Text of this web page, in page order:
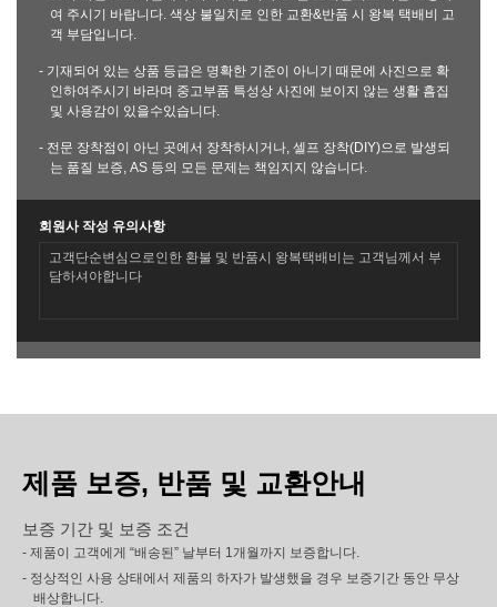
여 주시기 바랍니다. 색상 불일치로 인한 교환&반품 시 왕복 택배비 고
객 부담입니다.
- 기재되어 있는 상품 등급은 명확한 기준이 아니기 때문에 사진으로 확
인하여주시기 바라며 중고부품 특성상 사진에 보이지 않는 생활 흠집
및 사용감이 있을수있습니다.
- 전문 장착점이 아닌 곳에서 장착하시거나, 셀프 장착(DIY)으로 발생되
는 품질 보증, AS 등의 모든 문제는 책임지지 않습니다.
회원사 작성 유의사항
고객단순변심으로인한 환불 및 반품시 왕복택배비는 고객님께서 부
담하셔야합니다
제품 보증, 반품 및 교환안내
보증 기간 및 보증 조건
- 제품이 고객에게 “배송된” 날부터 1개월까지 보증합니다.
- 정상적인 사용 상태에서 제품의 하자가 발생했을 경우 보증기간 동안 무상
배상합니다.